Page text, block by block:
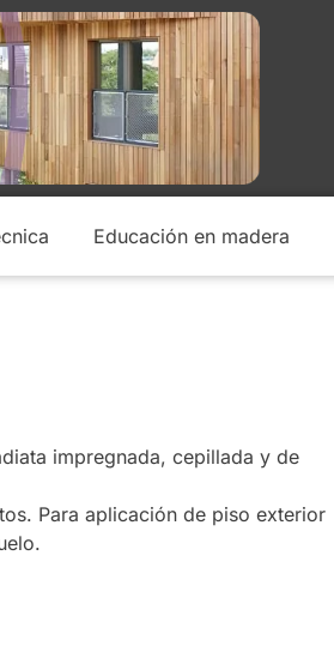
Educación en madera
impregnada, cepillada y de
Para aplicación de piso exterior